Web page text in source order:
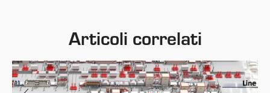
Articoli correlati